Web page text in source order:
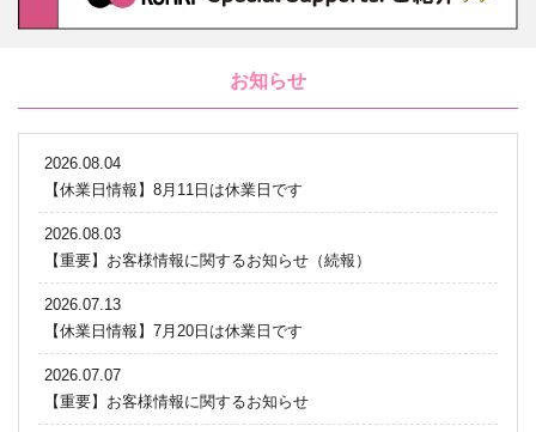
お知らせ
2026.08.04
【休業日情報】8月11日は休業日です
2026.08.03
【重要】お客様情報に関するお知らせ（続報）
2026.07.13
【休業日情報】7月20日は休業日です
2026.07.07
【重要】お客様情報に関するお知らせ